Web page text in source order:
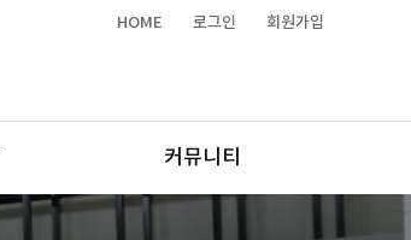
HOME 로그인 회원가입
커뮤니티